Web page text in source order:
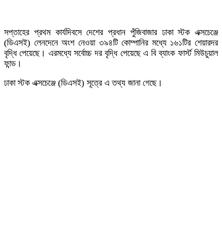
সপ্তাহের প্রথম কার্যদিবসে দেশের প্রধান পুঁজিবাজার ঢাকা স্টক এক্সচেঞ্জে
(ডিএসই) লেনদেনে অংশ নেওয়া ৩৯৪টি কোম্পানির মধ্যে ১৬১টির শেয়ারদর
বৃদ্ধি পেয়েছে। এরমধ্যে সর্বোচ্চ দর বৃদ্ধি পেয়েছে এ বি ব্যাংক ফার্স্ট মিউচুয়াল
ফান্ড।
ঢাকা স্টক এক্সচেঞ্জে (ডিএসই) সূত্রে এ তথ্য জানা গেছে।